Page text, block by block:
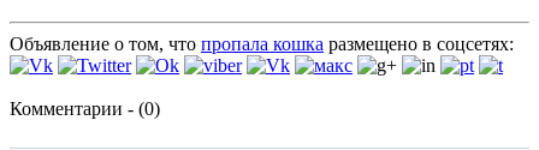
Объявление о том, что пропала кошка размещено в соцсетях:
Комментарии - (0)